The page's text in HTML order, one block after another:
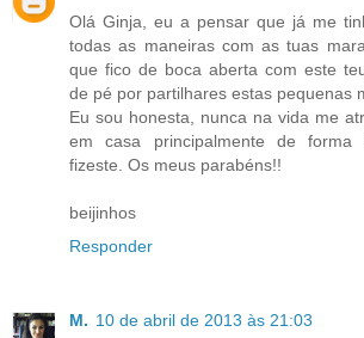
Olá Ginja, eu a pensar que já me
todas as maneiras com as tuas
que fico de boca aberta com este
de pé por partilhares estas pequenas
Eu sou honesta, nunca na vida me
em casa principalmente de forma
fizeste. Os meus parabéns!!
beijinhos
Responder
M. 10 de abril de 2013 às 21:03